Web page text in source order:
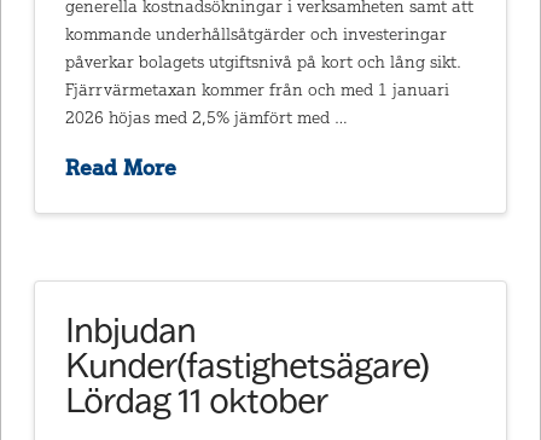
generella kostnadsökningar i verksamheten samt att
kommande underhållsåtgärder och investeringar
påverkar bolagets utgiftsnivå på kort och lång sikt.
Fjärrvärmetaxan kommer från och med 1 januari
2026 höjas med 2,5% jämfört med …
Read More
Inbjudan
Kunder(fastighetsägare)
Lördag 11 oktober